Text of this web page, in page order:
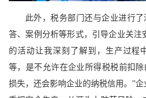
此外，税务部门还与企业进行
答、案例分析等形式，引导企业关注
的活动让我深刻了解到，生产过程
等，是不允许在企业所得税税前扣
损失，还会影响企业的纳税信用。”